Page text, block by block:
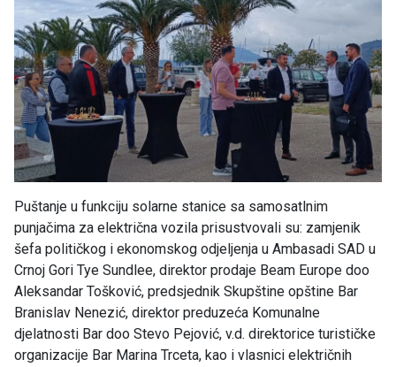
Puštanje u funkciju solarne stanice sa samosatlnim
punjačima za električna vozila prisustvovali su: zamjenik
šefa političkog i ekonomskog odjeljenja u Ambasadi SAD u
Crnoj Gori Tye Sundlee, direktor prodaje Beam Europe doo
Aleksandar Tošković, predsjednik Skupštine opštine Bar
Branislav Nenezić, direktor preduzeća Komunalne
djelatnosti Bar doo Stevo Pejović, v.d. direktorice turističke
organizacije Bar Marina Trceta, kao i vlasnici električnih